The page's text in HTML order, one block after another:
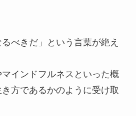
べきだ」という言葉が絶え
インドフルネスといった概
方であるかのように受け取